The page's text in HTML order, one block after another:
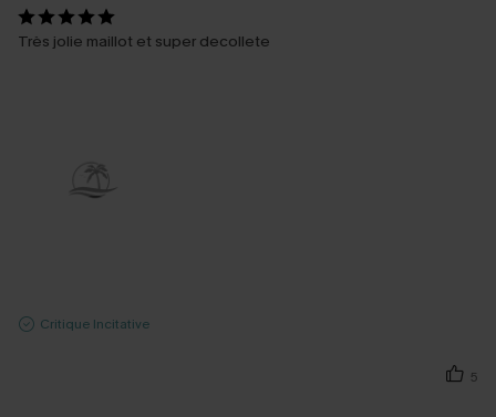
Très jolie maillot et super decollete
Critique Incitative
5